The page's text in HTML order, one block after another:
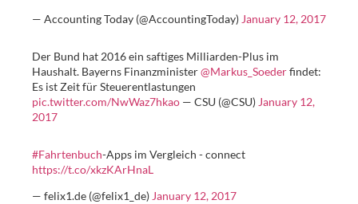
— Accounting Today (@AccountingToday) January 12, 2017
Der Bund hat 2016 ein saftiges Milliarden-Plus im
Haushalt. Bayerns Finanzminister@Markus_Soederfindet:
Es ist Zeit für Steuerentlastungen
pic.twitter.com/NwWaz7hkao — CSU (@CSU) January 12,
2017
#Fahrtenbuch-Apps im Vergleich - connect
https://t.co/xkzKArHnaL
— felix1.de (@felix1_de) January 12, 2017